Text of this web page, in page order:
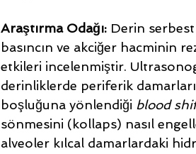
Araştırma Odağı: Derin
basıncın ve akciğer hacminin
etkileri incelenmiştir.
derinliklerde periferik
boşluğuna yönlendiği blood
sönmesini (kollaps) nasıl
alveoler kılcal damarlardaki